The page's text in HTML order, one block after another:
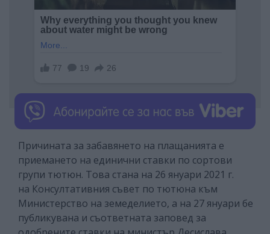
Причината за забавянето на плащанията е
приемането на единични ставки по сортови
групи тютюн. Това стана на 26 януари 2021 г.
на Консултативния съвет по тютюна към
Министерство на земеделието, а на 27 януари бе
публикувана и съответната заповед за